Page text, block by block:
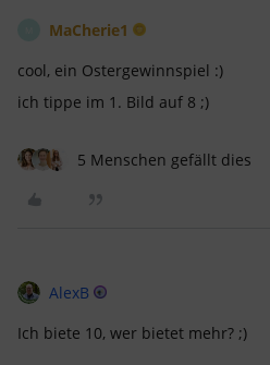
MaCherie1
cool, ein Ostergewinnspiel :)
ich tippe im 1. Bild auf 8 ;)
5 Menschen gefällt dies
AlexB
Ich biete 10, wer bietet mehr? ;)